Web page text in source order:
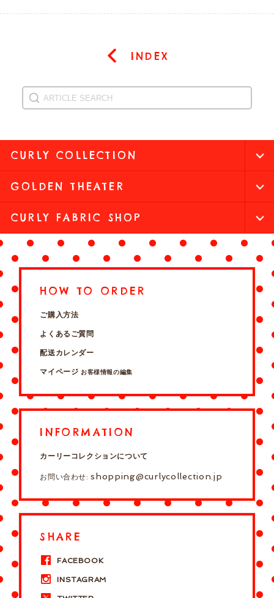
INDEX
CURLY COLLECTION
GOLDEN THEATER
CURLY FABRIC SHOP
HOW TO ORDER
ご購入方法
よくあるご質問
配送カレンダー
マイページ お客様情報の編集
INFORMATION
カーリーコレクションについて
お問い合わせ:shopping@curlycollection.jp
SHARE
FACEBOOK
INSTAGRAM